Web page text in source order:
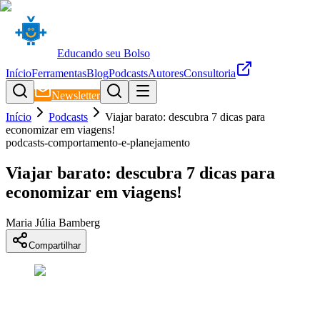
Educando seu Bolso
InícioFerramentasBlogPodcastsAutoresConsultoria
Newsletter
Início
Podcasts
Viajar barato: descubra 7 dicas para
economizar em viagens!
podcasts-comportamento-e-planejamento
Viajar barato: descubra 7 dicas para
economizar em viagens!
Maria Júlia Bamberg
Compartilhar